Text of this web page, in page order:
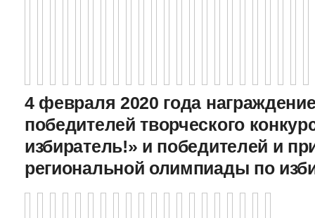
4 февраля 2020 года
победителей творческого
избиратель!» и победителей и
региональной олимпиады по